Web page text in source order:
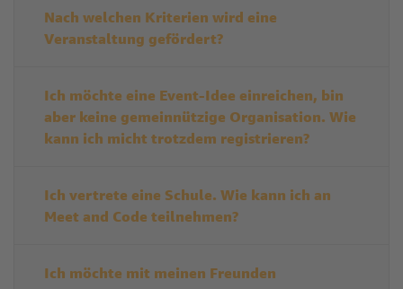
Nach welchen Kriterien wird eine
Veranstaltung gefördert?
Ich möchte eine Event-Idee einreichen, bin
aber keine gemeinnützige Organisation. Wie
kann ich micht trotzdem registrieren?
Ich vertrete eine Schule. Wie kann ich an
Meet and Code teilnehmen?
Ich möchte mit meinen Freunden